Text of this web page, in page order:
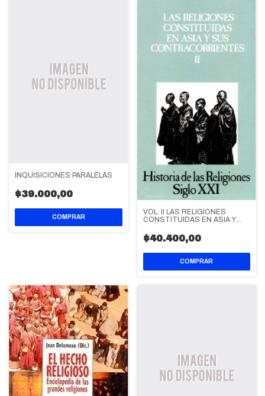
INQUISICIONES PARALELAS
$39.000,00
VOL. II LAS RELIGIONES
CONSTITUIDAS EN ASIA Y
$40.400,00